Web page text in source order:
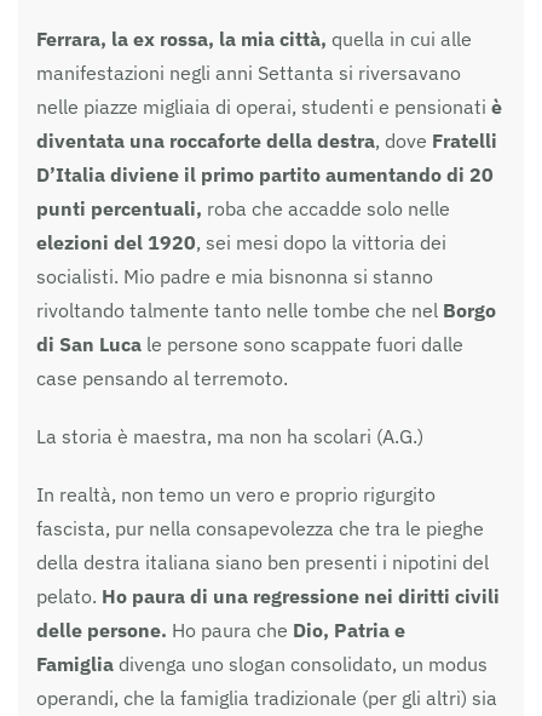
Ferrara, la ex rossa, la mia città, quella in cui alle
manifestazioni negli anni Settanta si riversavano
nelle piazze migliaia di operai, studenti e pensionati è
diventata una roccaforte della destra, dove Fratelli
D’Italia diviene il primo partito aumentando di 20
punti percentuali, roba che accadde solo nelle
elezioni del 1920, sei mesi dopo la vittoria dei
socialisti. Mio padre e mia bisnonna si stanno
rivoltando talmente tanto nelle tombe che nel Borgo
di San Luca le persone sono scappate fuori dalle
case pensando al terremoto.
La storia è maestra, ma non ha scolari (A.G.)
In realtà, non temo un vero e proprio rigurgito
fascista, pur nella consapevolezza che tra le pieghe
della destra italiana siano ben presenti i nipotini del
pelato. Ho paura di una regressione nei diritti civili
delle persone. Ho paura che Dio, Patria e
Famiglia divenga uno slogan consolidato, un modus
operandi, che la famiglia tradizionale (per gli altri) sia